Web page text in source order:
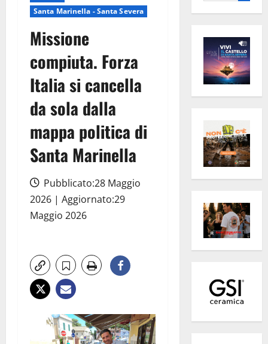
Santa Marinella - Santa Severa
Missione
compiuta. Forza
Italia si cancella
da sola dalla
mappa politica di
Santa Marinella
Pubblicato:28 Maggio
2026 | Aggiornato:29
Maggio 2026